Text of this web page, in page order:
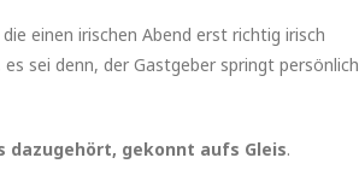
die einen irischen Abend erst richtig irisch
sei denn, der Gastgeber springt persönlich
dazugehört, gekonnt aufs Gleis.